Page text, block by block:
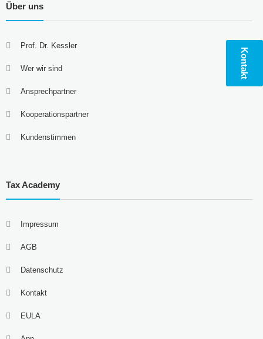
Kontakt
Über uns
Prof. Dr. Kessler
Wer wir sind
Ansprechpartner
Kooperationspartner
Kundenstimmen
Tax Academy
Impressum
AGB
Datenschutz
Kontakt
EULA